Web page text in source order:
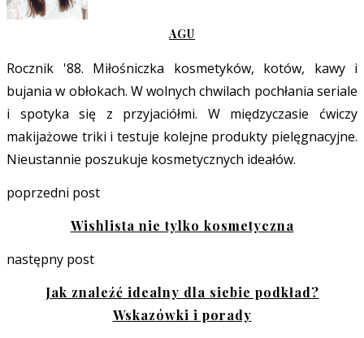
AGU
Rocznik '88. Miłośniczka kosmetyków, kotów, kawy i
bujania w obłokach. W wolnych chwilach pochłania seriale
i spotyka się z przyjaciółmi. W międzyczasie ćwiczy
makijażowe triki i testuje kolejne produkty pielęgnacyjne.
Nieustannie poszukuje kosmetycznych ideałów.
poprzedni post
Wishlista nie tylko kosmetyczna
następny post
Jak znaleźć idealny dla siebie podkład?
Wskazówki i porady